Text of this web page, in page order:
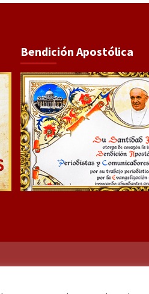
Bendición Apostólica